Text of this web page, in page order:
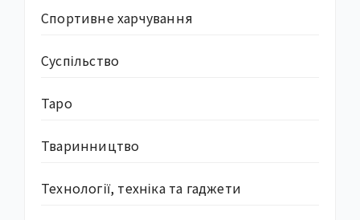
Спортивне харчування
Суcпільство
Таро
Тваринництво
Технології, техніка та гаджети